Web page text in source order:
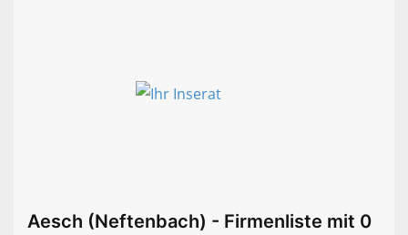
Aesch (Neftenbach) - Firmenliste mit 0